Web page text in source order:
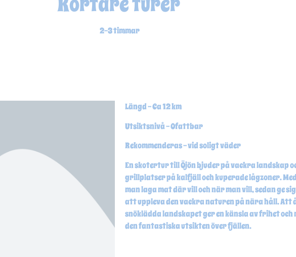
2-3 timmar
Längd – Ca 12 km
Utsiktsnivå – Ofattbar
Rekommenderas – vid soligt väder
En skotertur till Öjön bjuder på vackra landskap
grillplatser på kalfjäll och kuperade lågzoner.
man laga mat där vill och när man vill, sedan ge
att uppleva den vackra naturen på nära håll. Att
snöklädda landskapet ger en känsla av frihet och
den fantastiska utsikten över fjällen.